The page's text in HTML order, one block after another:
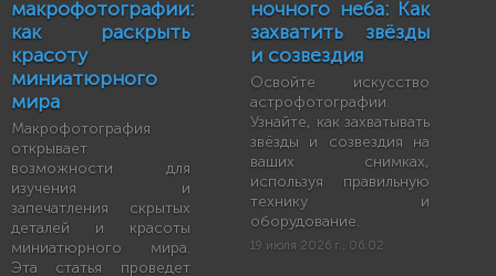
макрофотографии:
как раскрыть
красоту
миниатюрного
мира
Макрофотография
открывает
возможности для
изучения и
запечатления скрытых
деталей и красоты
миниатюрного мира.
Эта статья проведет
ночного неба: Как
захватить звёзды
и созвездия
Освойте искусство
астрофотографии.
Узнайте, как захватывать
звёзды и созвездия на
ваших снимках,
используя правильную
технику и
оборудование.
19 июля 2026 г., 06:02